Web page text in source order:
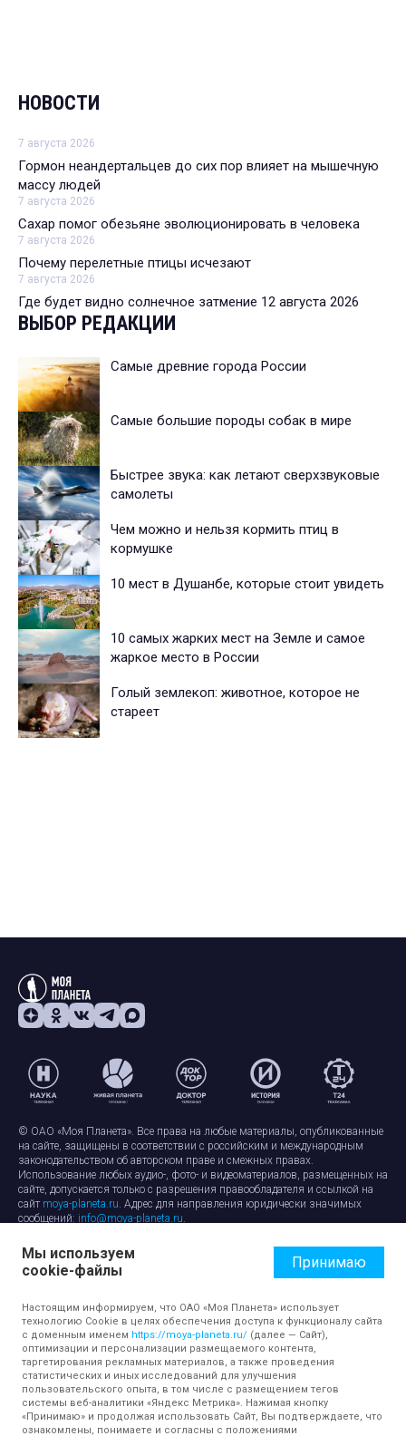
НОВОСТИ
7 августа 2026
Гормон неандертальцев до сих пор влияет на мышечную
массу людей
7 августа 2026
Сахар помог обезьяне эволюционировать в человека
7 августа 2026
Почему перелетные птицы исчезают
7 августа 2026
Где будет видно солнечное затмение 12 августа 2026
ВЫБОР РЕДАКЦИИ
Самые древние города России
Самые большие породы собак в мире
Быстрее звука: как летают сверхзвуковые
самолеты
Чем можно и нельзя кормить птиц в
кормушке
10 мест в Душанбе, которые стоит увидеть
10 самых жарких мест на Земле и самое
жаркое место в России
Голый землекоп: животное, которое не
стареет
© ОАО «Моя Планета». Все права на любые материалы, опубликованные
на сайте, защищены в соответствии с российским и международным
законодательством об авторском праве и смежных правах.
Использование любых аудио-, фото- и видеоматериалов, размещенных на
сайте, допускается только с разрешения правообладателя и ссылкой на
сайт moya-planeta.ru. Адрес для направления юридически значимых
сообщений: info@moya-planeta.ru.
Правила сайтаРабота с cookie-файлами
Защита персональных данных
Обработка персональных данных
Мы используем
cookie-файлы
Принимаю
Настоящим информируем, что ОАО «Моя Планета» использует
технологию Cookie в целях обеспечения доступа к функционалу сайта
с доменным именем https://moya-planeta.ru/ (далее — Сайт),
оптимизации и персонализации размещаемого контента,
таргетирования рекламных материалов, а также проведения
статистических и иных исследований для улучшения
пользовательского опыта, в том числе с размещением тегов
системы веб-аналитики «Яндекс Метрика». Нажимая кнопку
«Принимаю» и продолжая использовать Сайт, Вы подтверждаете, что
ознакомлены, понимаете и согласны с положениями